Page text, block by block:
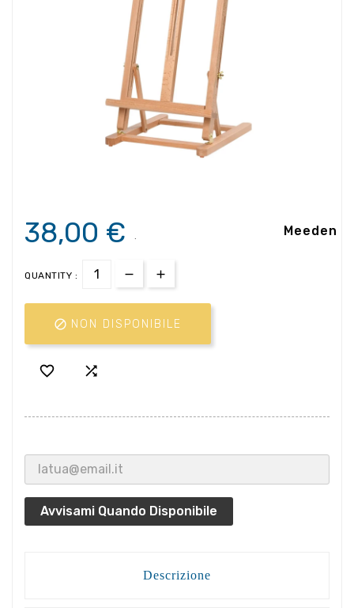
Meeden
38,00 € .
QUANTITY :
 NON DISPONIBILE
 
Avvisami Quando Disponibile
Descrizione